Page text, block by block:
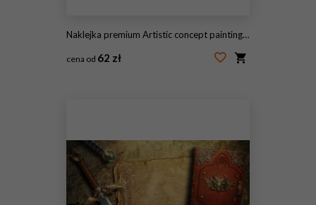
Naklejka premium Artistic concept painting of a beautiful fantasy landscape, surrealism. Tender and dreamy design, background illustration.
cena od 62 zł